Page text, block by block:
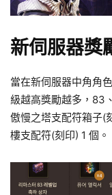
新伺服器獎
當在新伺服器中角角
級越高獎勵越多，83
傲慢之塔支配符箱子(
樓支配符(刻印) 1 個。